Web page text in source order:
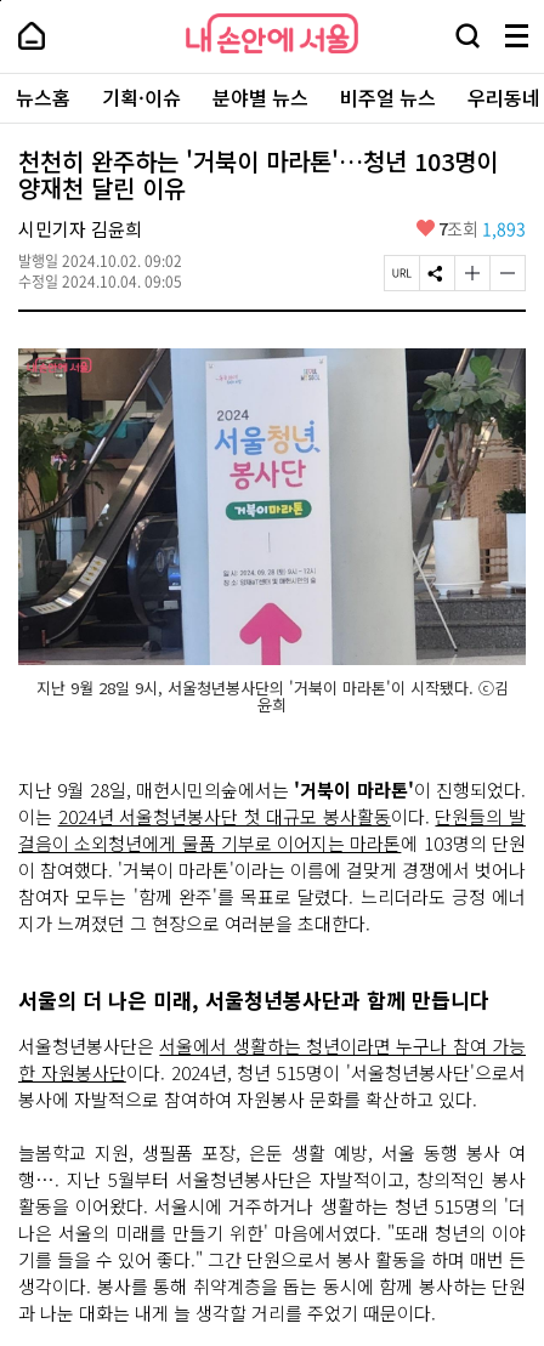
본
로
가
내
손
안
에
서
울
-
서
울
시
대
표
소
통
포
내
손
에
울
검
창
열
기
메
뉴
전
체
보
주
요
서
뉴스홈 기획·이슈 분야별 뉴스 비주얼 뉴스 우리동
천천히 완주하는 '거북이 마라톤'…청년 103명이
양재천 달린 이유
시민기자 김윤희
발행일 2024.10.02. 09:02
수정일 2024.10.04. 09:05
좋
요
7조회 1,893
페
이
U
R
L
복
사
S
N
공
유
하
기
글
자
기
크
게
변
경
하
기
글
자
기
작
게
변
경
하
기
지난 9월 28일 9시, 서울청년봉사단의 '거북이 마라톤'이 시작됐다. ⓒ김
윤희
지난 9월 28일, 매헌시민의숲에서는 '거북이 마라톤'이 진행되었다.
이는 2024년 서울청년봉사단 첫 대규모 봉사활동이다. 단원들의 발
걸음이 소외청년에게 물품 기부로 이어지는 마라톤에 103명의 단원
이 참여했다. '거북이 마라톤'이라는 이름에 걸맞게 경쟁에서 벗어나
참여자 모두는 '함께 완주'를 목표로 달렸다. 느리더라도 긍정 에너
지가 느껴졌던 그 현장으로 여러분을 초대한다.
서울의 더 나은 미래, 서울청년봉사단과 함께 만듭니다
서울청년봉사단은서울에서 생활하는 청년이라면 누구나 참여 가능
한 자원봉사단이다. 2024년, 청년 515명이 '서울청년봉사단'으로서
봉사에 자발적으로 참여하여 자원봉사 문화를 확산하고 있다.
늘봄학교 지원, 생필품 포장, 은둔 생활 예방, 서울 동행 봉사 여
행…. 지난 5월부터 서울청년봉사단은 자발적이고, 창의적인 봉사
활동을 이어왔다. 서울시에 거주하거나 생활하는 청년 515명의 '더
나은 서울의 미래를 만들기 위한' 마음에서였다. "또래 청년의 이야
기를 들을 수 있어 좋다." 그간 단원으로서 봉사 활동을 하며 매번 든
생각이다. 봉사를 통해 취약계층을 돕는 동시에 함께 봉사하는 단원
과 나눈 대화는 내게 늘 생각할 거리를 주었기 때문이다.
페
상
단
로